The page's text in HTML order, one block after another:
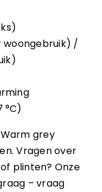
woongebruik) /
°C)
grey
Vragen over
plinten? Onze
– vraag